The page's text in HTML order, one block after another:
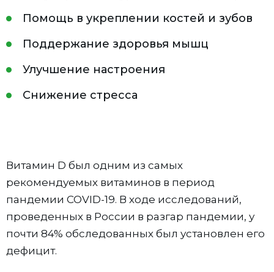
Витамин D был одним из самых
рекомендуемых витаминов в период
пандемии COVID-19. В ходе исследований,
проведенных в России в разгар пандемии, у
почти 84% обследованных был установлен его
дефицит.
Помощь в укреплении костей и зубов
Поддержание здоровья мышц
Улучшение настроения
Снижение стресса